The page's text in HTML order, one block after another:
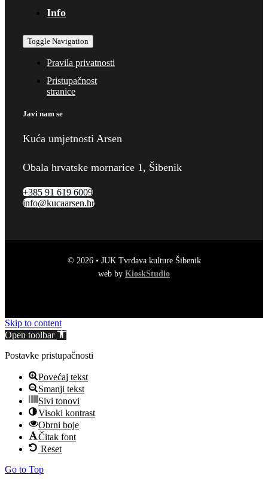
Info
Toggle Navigation
Pravila privatnosti
Pristupačnost
stranice
Javi nam se
Kuća umjetnosti Arsen
Obala hrvatske mornarice 1, Šibenik
+385 91 619 6009
info@kucaarsen.hr
© 2026 • JUK Tvrđava kulture Šibenik
web by KioskStudio
Skip to content
Open toolbar
Postavke pristupačnosti
Povećaj tekst
Smanji tekst
Sivi tonovi
Visoki kontrast
Obrni boje
Čitak font
Reset
Go to Top